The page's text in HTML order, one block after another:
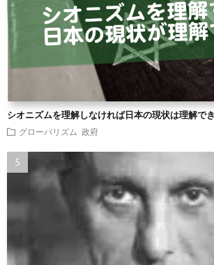
シオニズムを理解しなければ日本の現状は理解で
グローバリズム 政府